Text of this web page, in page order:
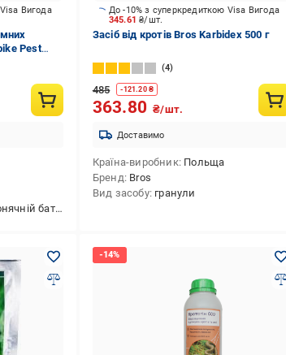
Вигода
Pest
батареї
345.61₴/шт.
До -10% з суперкредиткою Visa Вигода
Засіб від кротів Bros Karbidex 500 г
4
485 -121.20₴
363.80 ₴/шт.
Доставимо
Країна-виробник Польща
Бренд Bros
Вид засобу гранули